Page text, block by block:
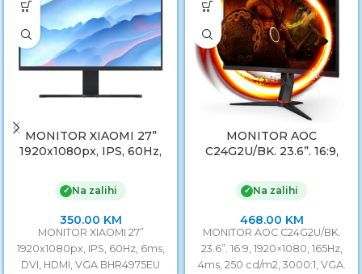
MONITOR XIAOMI 27”
1920x1080px, IPS, 60Hz,
BHR4975EU
✓ Na zalihi
350.00 KM
MONITOR XIAOMI 27”
1920x1080px, IPS, 60Hz, 6ms,
DVI, HDMI, VGA BHR4975EU
MONITOR AOC
C24G2U/BK. 23.6”. 16:9,
250 cd/m2, 3000:1, VGA.
HDMI. DP, USBhub, 2Wx2,
vesa
✓ Na zalihi
468.00 KM
MONITOR AOC C24G2U/BK.
23.6”. 16:9, 1920×1080, 165Hz,
4ms, 250 cd/m2, 3000:1, VGA.